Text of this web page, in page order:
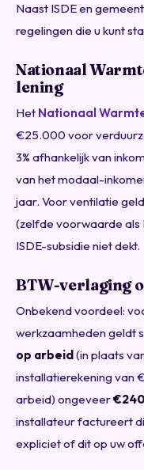
Naast ISDE en
regelingen die u kunt
Nationaal
lening
Het Nationaal
€25.000 voor
3% afhankelijk van
van het modaal-
jaar. Voor ventilatie
(zelfde voorwaarde als
ISDE-subsidie niet dekt.
BTW-verlaging
Onbekend voordeel:
werkzaamheden geldt
op arbeid(in plaats
installatierekening van
arbeid) ongeveer€240
installateur factureert
expliciet of dit op uw